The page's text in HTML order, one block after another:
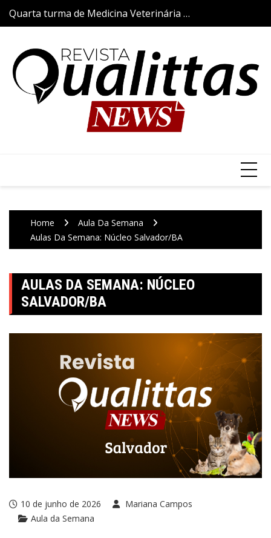
SkipQuarta turma de Medicina Veterinária da
Qualittas inicia trajetória acadêmica com
Home
Aula Da Semana
Aulas Da Semana: Núcleo Salvador/BA
AULAS DA SEMANA: NÚCLEO
SALVADOR/BA
10 de junho de 2026
Mariana Campos
Aula da Semana